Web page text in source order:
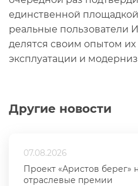
Другие новости
07.08.2026
Проект «Аристов берег»
отраслевые премии
единственной
реальные пользователи
делятся своим опытом
эксплуатации и